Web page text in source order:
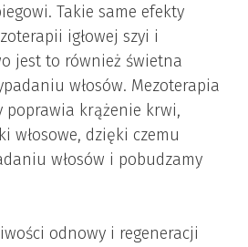
Takie same efekty
igłowej szyi i
jest to również świetna
włosów. Mezoterapia
poprawia krążenie krwi,
włosowe, dzięki czemu
włosów i pobudzamy
odnowy i regeneracji